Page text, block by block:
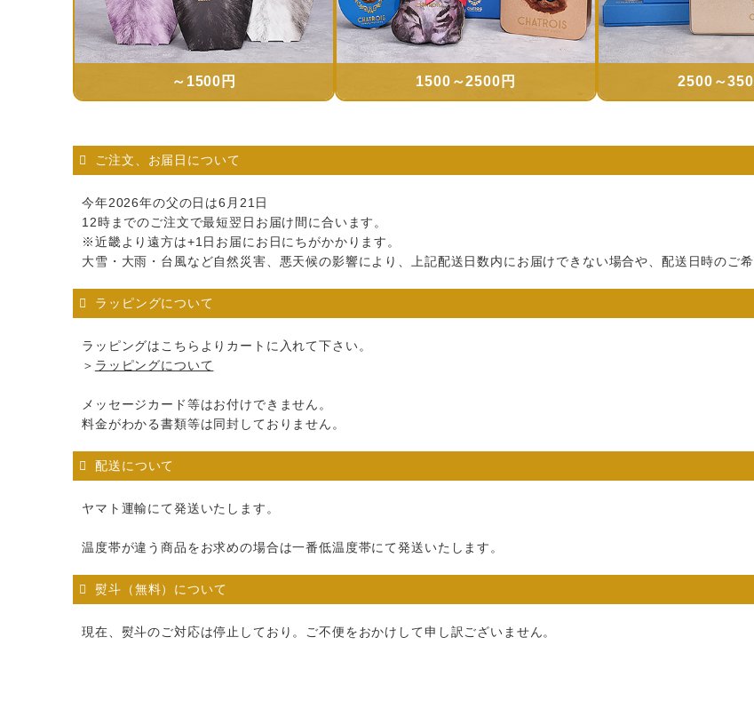
～1500円 1500～2500円 2500～
ご注文、お届日について
今年2026年の父の日は6月21日
12時までのご注文で最短翌日お届け間に合います。
※近畿より遠方は+1日お届にお日にちがかかります。
大雪・大雨・台風など自然災害、悪天候の影響により、上記配送日数内にお届けできない場合や、配送日時のご
ラッピングについて
ラッピングはこちらよりカートに入れて下さい。
＞ ラッピングについて
メッセージカード等はお付けできません。
料金がわかる書類等は同封しておりません。
配送について
ヤマト運輸にて発送いたします。
温度帯が違う商品をお求めの場合は一番低温度帯にて発送いたします。
熨斗（無料）について
現在、熨斗のご対応は停止しており。ご不便をおかけして申し訳ございません。